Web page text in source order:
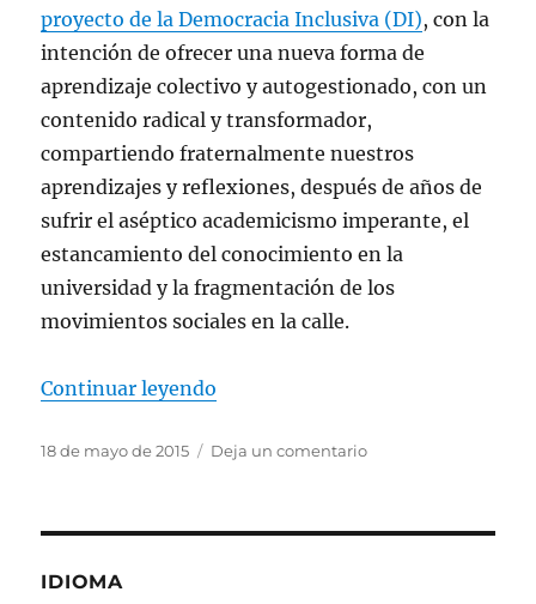
proyecto de la Democracia Inclusiva (DI), con la
intención de ofrecer una nueva forma de
aprendizaje colectivo y autogestionado, con un
contenido radical y transformador,
compartiendo fraternalmente nuestros
aprendizajes y reflexiones, después de años de
sufrir el aséptico academicismo imperante, el
estancamiento del conocimiento en la
universidad y la fragmentación de los
movimientos sociales en la calle.
Continuar leyendo
Publicado
18 de mayo de 2015 Deja un comentarioen
IDIOMA